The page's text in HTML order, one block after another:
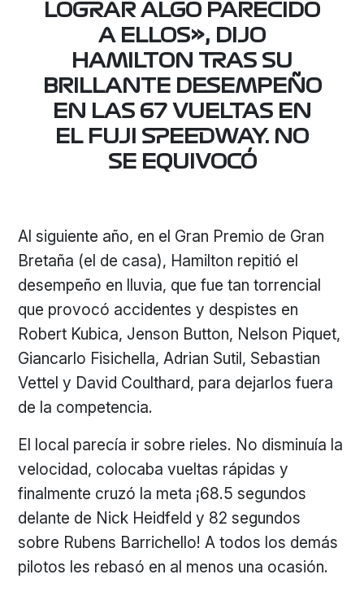
LOGRAR ALGO PARECIDO
A ELLOS», DIJO
HAMILTON TRAS SU
BRILLANTE DESEMPEÑO
EN LAS 67 VUELTAS EN
EL FUJI SPEEDWAY. NO
SE EQUIVOCÓ
Al siguiente año, en el Gran Premio de Gran
Bretaña (el de casa), Hamilton repitió el
desempeño en lluvia, que fue tan torrencial
que provocó accidentes y despistes en
Robert Kubica, Jenson Button, Nelson Piquet,
Giancarlo Fisichella, Adrian Sutil, Sebastian
Vettel y David Coulthard, para dejarlos fuera
de la competencia.
El local parecía ir sobre rieles. No disminuía la
velocidad, colocaba vueltas rápidas y
finalmente cruzó la meta ¡68.5 segundos
delante de Nick Heidfeld y 82 segundos
sobre Rubens Barrichello! A todos los demás
pilotos les rebasó en al menos una ocasión.